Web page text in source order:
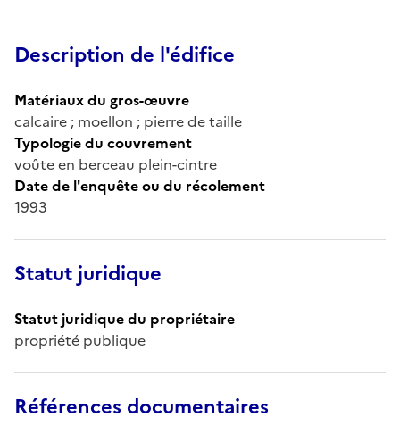
Description de l'édifice
Matériaux du gros-œuvre
calcaire ; moellon ; pierre de taille
Typologie du couvrement
voûte en berceau plein-cintre
Date de l'enquête ou du récolement
1993
Statut juridique
Statut juridique du propriétaire
propriété publique
Références documentaires